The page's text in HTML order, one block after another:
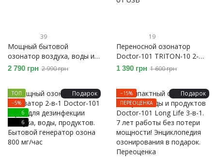
39
Мощный бытовой
озонатор воздуха, воды и
продуктов Doctor-101
Premium 3-в-1.
Энциклопедия
озонирования в подарок
2 790 грн 2 990 грн
19
Переносной озонатор
Doctor-101 TRITON-10 2-
в-1, очиститель воздуха
для холодильника и
автомобиля с
аккумулятором и зарядкой
от USB
1 390 грн 1 600 грн
Подарок
ТОП
−5%
6
6
Подарок
−15%
ПЕРЕОЦЕНКА